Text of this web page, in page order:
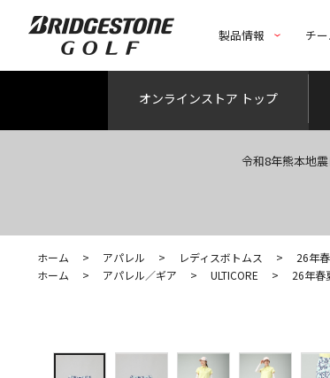
製品情報 チ
オンラインストア トップ
令和8年熊本地
ホーム > アパレル > レディスボトムス >
26年
ホーム
> アパレル／ギア > ULTICORE > 26年春